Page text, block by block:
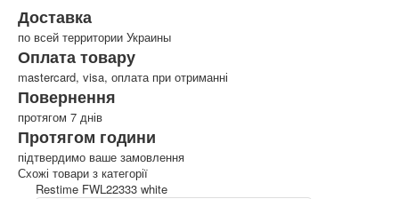
Доставка
по всей территории Украины
Оплата товару
mastercard, visa, оплата при отриманні
Повернення
протягом 7 днів
Протягом години
підтвердимо ваше замовлення
Схожі товари з категорії
Restime FWL22333 white